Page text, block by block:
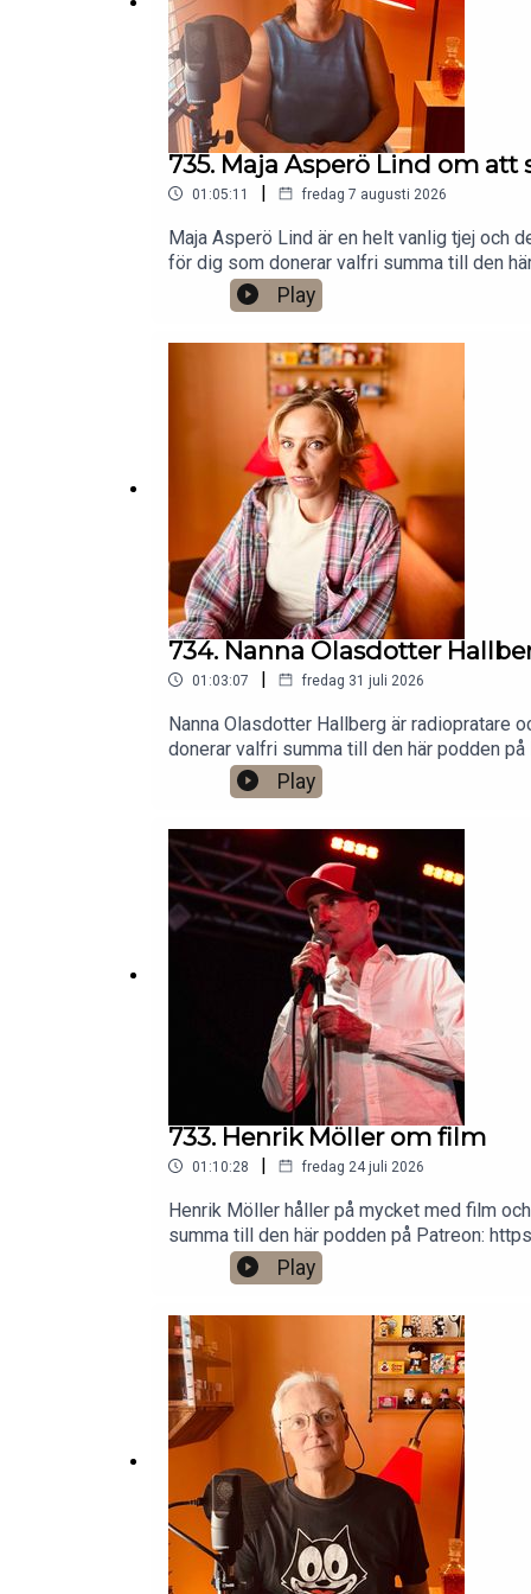
735. Maja Asperö Lind om att
01:05:11 | fredag 7 augusti 2026
Maja Asperö Lind är en helt vanlig tjej och
för dig som donerar valfri summa till den
Magnusson 2026.Jag har andra
Anytime!https://
Play
734. Nanna Olasdotter
01:03:07 | fredag 31 juli 2026
Nanna Olasdotter Hallberg är radiopratare
donerar valfri summa till den här podden
2026.Jag har andra standupgig i bl.a.
0760724728X: @gardenforsInstagram:
Play
733. Henrik Möller om film
01:10:28 | fredag 24 juli 2026
Henrik Möller håller på mycket med film
summa till den här podden på Patreon:
andra standupgig i bl.a. Stockholm. Min
@gardenforsInstagram: @gardenfors
Play